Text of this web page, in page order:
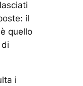
il
quello
i